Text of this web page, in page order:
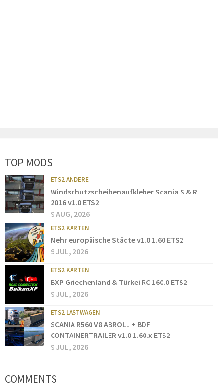
TOP MODS
ETS2 ANDERE
Windschutzscheibenaufkleber Scania S & R
2016 v1.0 ETS2
9 AUG, 2026
ETS2 KARTEN
Mehr europäische Städte v1.0 1.60 ETS2
9 JUL, 2026
ETS2 KARTEN
BXP Griechenland & Türkei RC 160.0 ETS2
9 JUL, 2026
ETS2 LASTWAGEN
SCANIA R560 V8 ABROLL + BDF
CONTAINERTRAILER v1.0 1.60.x ETS2
9 JUL, 2026
COMMENTS